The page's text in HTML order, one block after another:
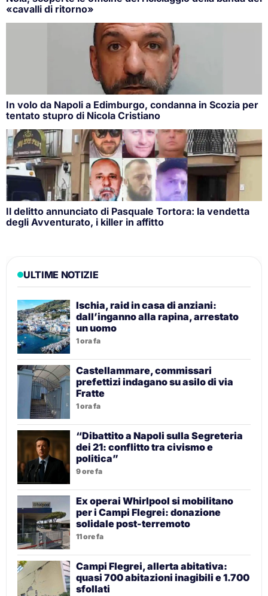
«cavalli di ritorno»
In volo da Napoli a Edimburgo, condanna in Scozia per
tentato stupro di Nicola Cristiano
Il delitto annunciato di Pasquale Tortora: la vendetta
degli Avventurato, i killer in affitto
ULTIME NOTIZIE
Ischia, raid in casa di anziani:
dall’inganno alla rapina, arrestato
un uomo
1 ora fa
Castellammare, commissari
prefettizi indagano su asilo di via
Fratte
1 ora fa
“Dibattito a Napoli sulla Segreteria
dei 21: conflitto tra civismo e
politica”
9 ore fa
Ex operai Whirlpool si mobilitano
per i Campi Flegrei: donazione
solidale post-terremoto
11 ore fa
Campi Flegrei, allerta abitativa:
quasi 700 abitazioni inagibili e 1.700
sfollati